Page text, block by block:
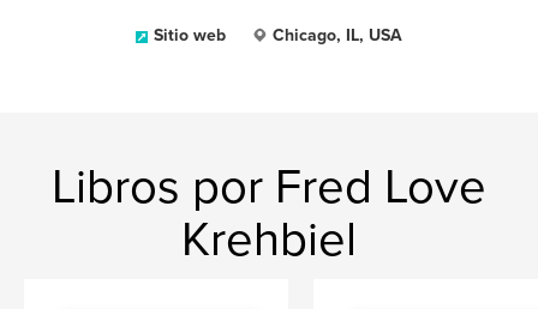
Sitio web Chicago, IL, USA
Libros por Fred Love
Krehbiel